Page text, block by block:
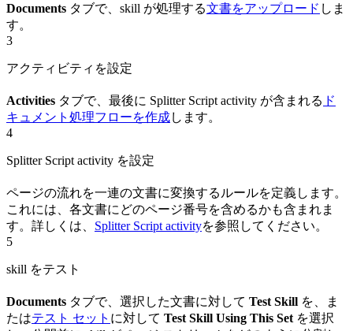
Documents タブで、skill が処理する文書をアップロード しま
す。
3
アクティビティを設定
Activities タブで、最後に Splitter Script activity が含まれる ド
キュメント処理フローを作成します。
4
Splitter Script activity を設定
ページの流れを一連の文書に変換するルールを定義します。
これには、各文書にどのページ番号を含めるかも含まれま
す。詳しくは、 Splitter Script activityを参照してください。
5
skill をテスト
Documents タブで、選択した文書に対して Test Skill を、ま
たはテスト セット に対して Test Skill Using This Set を選択